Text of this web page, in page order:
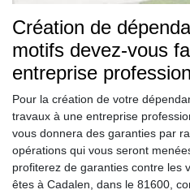
Création de
motifs devez-vous
entreprise
Pour la création de votre
travaux à une entreprise
vous donnera des garanties par
opérations qui vous seront
profiterez de garanties contre les
êtes à Cadalen, dans le 81600,